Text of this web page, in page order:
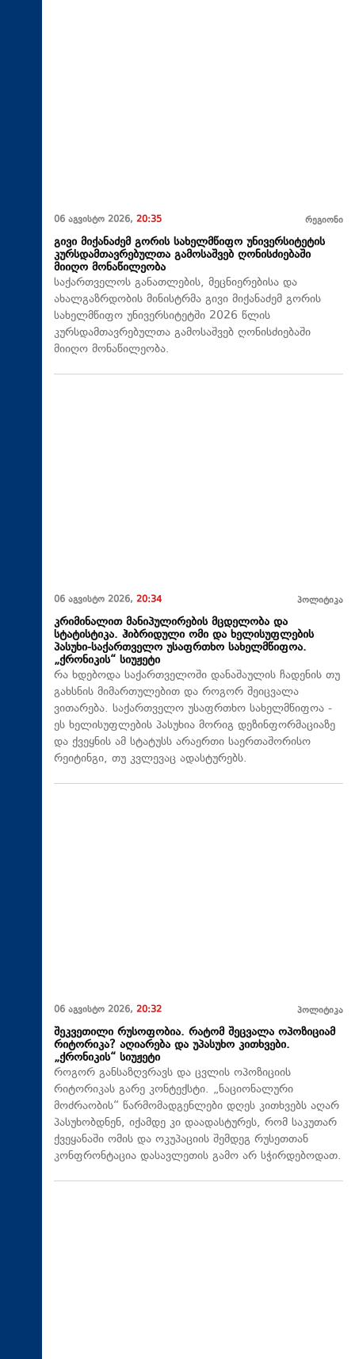
06 აგვისტო 2026, 20:35 რეგიონი
გივი მიქანაძემ გორის სახელმწიფო უნივერსიტეტის
კურსდამთავრებულთა გამოსაშვებ ღონისძიებაში
მიიღო მონაწილეობა
საქართველოს განათლების, მეცნიერებისა და
ახალგაზრდობის მინისტრმა გივი მიქანაძემ გორის
სახელმწიფო უნივერსიტეტში 2026 წლის
კურსდამთავრებულთა გამოსაშვებ ღონისძიებაში
მიიღო მონაწილეობა.
06 აგვისტო 2026, 20:34 პოლიტიკა
კრიმინალით მანიპულირების მცდელობა და
სტატისტიკა. ჰიბრიდული ომი და ხელისუფლების
პასუხი-საქართველო უსაფრთხო სახელმწიფოა.
„ქრონიკის“ სიუჟეტი
რა ხდებოდა საქართველოში დანაშაულის ჩადენის თუ
გახსნის მიმართულებით და როგორ შეიცვალა
ვითარება. საქართველო უსაფრთხო სახელმწიფოა -
ეს ხელისუფლების პასუხია მორიგ დეზინფორმაციაზე
და ქვეყნის ამ სტატუსს არაერთი საერთაშორისო
რეიტინგი, თუ კვლევაც ადასტურებს.
06 აგვისტო 2026, 20:32 პოლიტიკა
შეკვეთილი რუსოფობია. რატომ შეცვალა ოპოზიციამ
რიტორიკა? აღიარება და უპასუხო კითხვები.
„ქრონიკის“ სიუჟეტი
როგორ განსაზღვრავს და ცვლის ოპოზიციის
რიტორიკას გარე კონტექსტი. „ნაციონალური
მოძრაობის“ წარმომადგენლები დღეს კითხვებს აღარ
პასუხობდნენ, იქამდე კი დაადასტურეს, რომ საკუთარ
ქვეყანაში ომის და ოკუპაციის შემდეგ რუსეთთან
კონფრონტაცია დასავლეთის გამო არ სჭირდებოდათ.